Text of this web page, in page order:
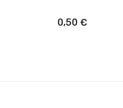
0,50 €